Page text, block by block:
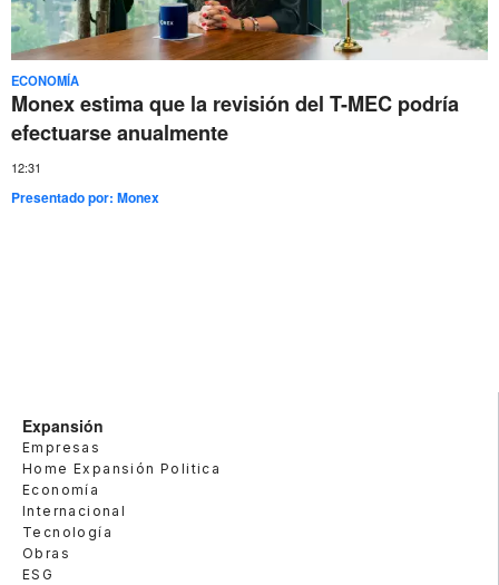
ECONOMÍA
Monex estima que la revisión del T-MEC podría
efectuarse anualmente
12:31
Presentado por:Monex
Expansión
Empresas
Home Expansión Politica
Economía
Internacional
Tecnología
Obras
ESG